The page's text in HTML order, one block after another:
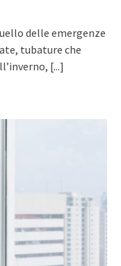
delle emergenze
tubature che
[...]